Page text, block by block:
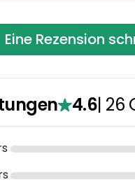
Eine Rezension
4.6| 26